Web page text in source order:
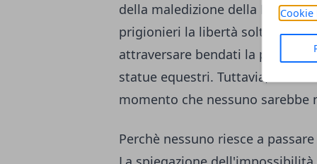
Cookie
della maledizione della Regina
prigionieri la libertà soltanto
attraversare bendati la piazza e
statue equestri. Tuttavia, si
momento che nessuno
Perchè nessuno riesce a